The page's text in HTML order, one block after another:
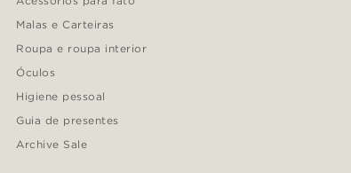
Malas e Carteiras
Roupa e roupa interior
Óculos
Higiene pessoal
Guia de presentes
Archive Sale